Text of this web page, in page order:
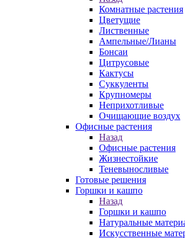
Комнатные растения
Цветущие
Лиственные
Ампельные/Лианы
Бонсаи
Цитрусовые
Кактусы
Суккуленты
Крупномеры
Неприхотливые
Очищающие воздух
Офисные растения
Назад
Офисные растения
Жизнестойкие
Теневыносливые
Готовые решения
Горшки и кашпо
Назад
Горшки и кашпо
Натуральные
Искусственные